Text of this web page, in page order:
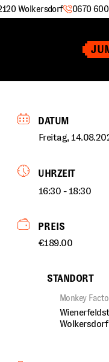
Wolkersdorf 0670
DATUM
Freitag,
UHRZEIT
16:30 - 18:30
PREIS
€189.00
STANDORT
Monkey
Wolkersdorf